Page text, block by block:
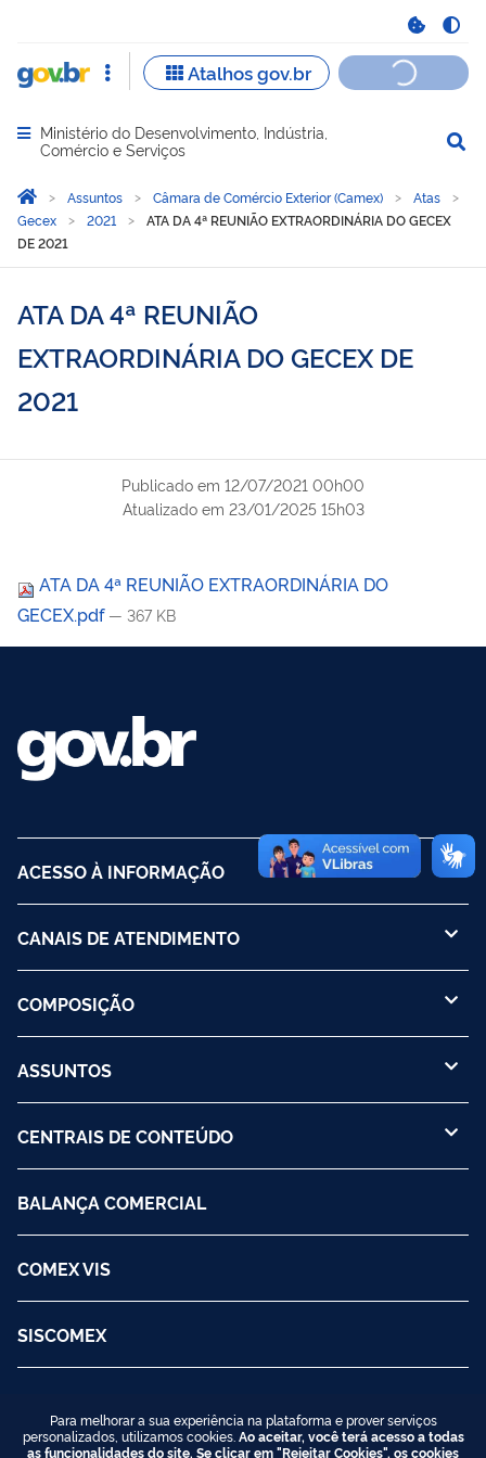
Abrir menu principal de navegação
Ministério do Desenvolvimento, Indústria,
Comércio e Serviços
Você está aqui:
Página Inicial
Assuntos Câmara de Comércio Exterior (Camex)
Atas
Gecex
2021
ATA DA 4ª REUNIÃO EXTRAORDINÁRIA DO GECEX
DE 2021
ATA DA 4ª REUNIÃO
EXTRAORDINÁRIA DO GECEX DE
2021
Publicado em 12/07/2021 00h00
Atualizado em 23/01/2025 15h03
ATA DA 4ª REUNIÃO EXTRAORDINÁRIA DO
GECEX.pdf — 367 KB
ACESSO À INFORMAÇÃO
CANAIS DE ATENDIMENTO
COMPOSIÇÃO
ASSUNTOS
CENTRAIS DE CONTEÚDO
BALANÇA COMERCIAL
COMEX VIS
SISCOMEX
Para melhorar a sua experiência na plataforma e prover serviços
personalizados, utilizamos cookies. Ao aceitar, você terá acesso a todas
as funcionalidades do site. Se clicar em "Rejeitar Cookies", os cookies